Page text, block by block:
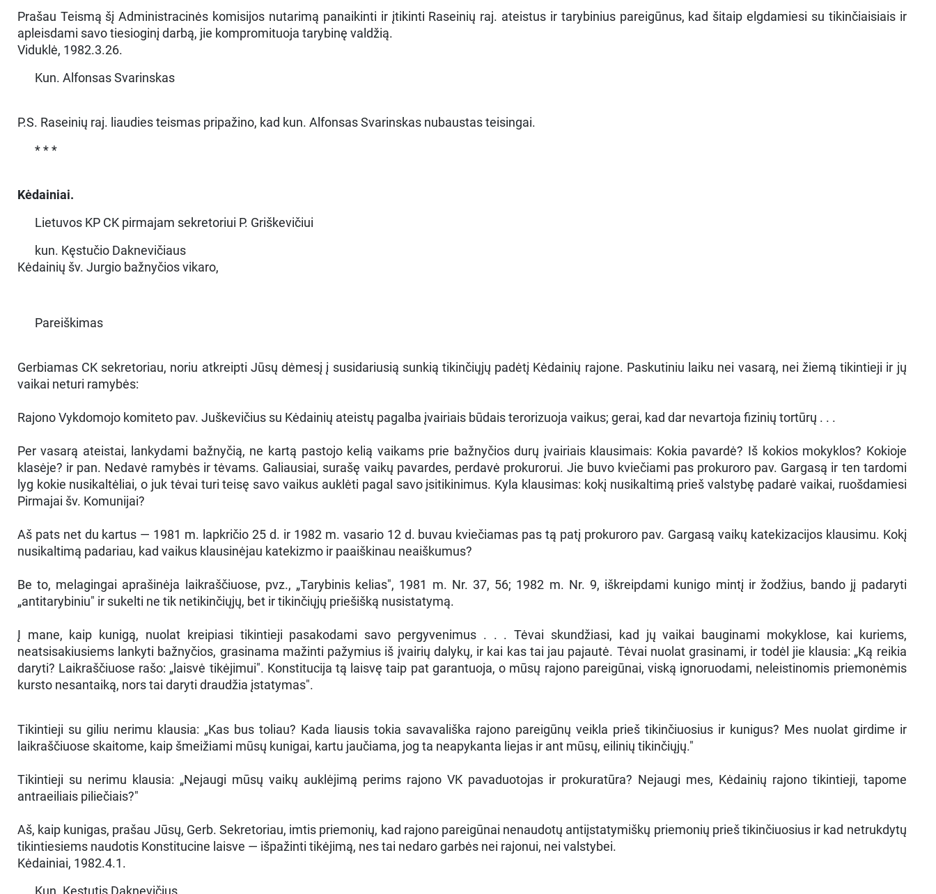
Prašau Teismą šį Administracinės komisijos nutarimą panaikinti ir įtikinti Raseinių raj. ateistus ir tarybinius pareigūnus, kad šitaip elgdamiesi su tikinčiaisiais ir
apleisdami savo tiesioginį darbą, jie kompromituoja tarybinę valdžią.
Viduklė, 1982.3.26.
Kun. Alfonsas Svarinskas
P.S. Raseinių raj. liaudies teismas pripažino, kad kun. Alfonsas Svarinskas nubaustas teisingai.
* * *
Kėdainiai.
Lietuvos KP CK pirmajam sekretoriui P. Griškevičiui
kun. Kęstučio Daknevičiaus
Kėdainių šv. Jurgio bažnyčios vikaro,
Pareiškimas
Gerbiamas CK sekretoriau, noriu atkreipti Jūsų dėmesį į susidariusią sunkią tikinčiųjų padėtį Kėdainių rajone. Paskutiniu laiku nei vasarą, nei žiemą tikintieji ir jų
vaikai neturi ramybės:
Rajono Vykdomojo komiteto pav. Juškevičius su Kėdainių ateistų pagalba įvairiais būdais terorizuoja vaikus; gerai, kad dar nevartoja fizinių tortūrų . . .
Per vasarą ateistai, lankydami bažnyčią, ne kartą pastojo kelią vaikams prie bažnyčios durų įvairiais klausimais: Kokia pavardė? Iš kokios mokyklos? Kokioje
klasėje? ir pan. Nedavė ramybės ir tėvams. Galiausiai, surašę vaikų pavardes, perdavė prokurorui. Jie buvo kviečiami pas prokuroro pav. Gargasą ir ten tardomi
lyg kokie nusikaltėliai, o juk tėvai turi teisę savo vaikus auklėti pagal savo įsitikinimus. Kyla klausimas: kokį nusikaltimą prieš valstybę padarė vaikai, ruošdamiesi
Pirmajai šv. Komunijai?
Aš pats net du kartus — 1981 m. lapkričio 25 d. ir 1982 m. vasario 12 d. buvau kviečiamas pas tą patį prokuroro pav. Gargasą vaikų katekizacijos klausimu. Kokį
nusikaltimą padariau, kad vaikus klausinėjau katekizmo ir paaiškinau neaiškumus?
Be to, melagingai aprašinėja laikraščiuose, pvz., „Tarybinis kelias", 1981 m. Nr. 37, 56; 1982 m. Nr. 9, iškreipdami kunigo mintį ir žodžius, bando jį padaryti
„antitarybiniu" ir sukelti ne tik netikinčiųjų, bet ir tikinčiųjų priešišką nusistatymą.
Į mane, kaip kunigą, nuolat kreipiasi tikintieji pasakodami savo pergyvenimus . . . Tėvai skundžiasi, kad jų vaikai bauginami mokyklose, kai kuriems,
neatsisakiusiems lankyti bažnyčios, grasinama mažinti pažymius iš įvairių dalykų, ir kai kas tai jau pajautė. Tėvai nuolat grasinami, ir todėl jie klausia: „Ką reikia
daryti? Laikraščiuose rašo: „laisvė tikėjimui". Konstitucija tą laisvę taip pat garantuoja, o mūsų rajono pareigūnai, viską ignoruodami, neleistinomis priemonėmis
kursto nesantaiką, nors tai daryti draudžia įstatymas".
Tikintieji su giliu nerimu klausia: „Kas bus toliau? Kada liausis tokia savavališka rajono pareigūnų veikla prieš tikinčiuosius ir kunigus? Mes nuolat girdime ir
laikraščiuose skaitome, kaip šmeižiami mūsų kunigai, kartu jaučiama, jog ta neapykanta liejas ir ant mūsų, eilinių tikinčiųjų."
Tikintieji su nerimu klausia: „Nejaugi mūsų vaikų auklėjimą perims rajono VK pavaduotojas ir prokuratūra? Nejaugi mes, Kėdainių rajono tikintieji, tapome
antraeiliais piliečiais?"
Aš, kaip kunigas, prašau Jūsų, Gerb. Sekretoriau, imtis priemonių, kad rajono pareigūnai nenaudotų antiįstatymiškų priemonių prieš tikinčiuosius ir kad netrukdytų
tikintiesiems naudotis Konstitucine laisve — išpažinti tikėjimą, nes tai nedaro garbės nei rajonui, nei valstybei.
Kėdainiai, 1982.4.1.
Kun. Kęstutis Daknevičius